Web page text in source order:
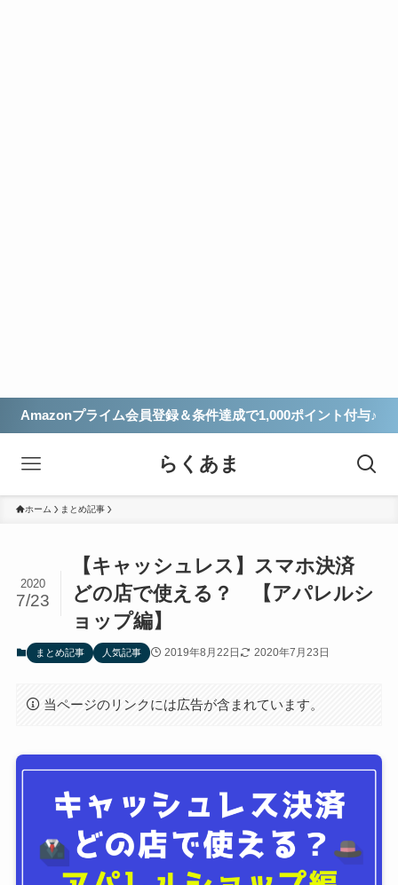
Amazonプライム会員登録＆条件達成で1,000ポイント付与♪
らくあま
ホーム まとめ記事
【キャッシュレス】スマホ決済
どの店で使える？ 【アパレルシ
ョップ編】
2020
7/23
まとめ記事 人気記事 2019年8月22日 2020年7月23日
当ページのリンクには広告が含まれています。